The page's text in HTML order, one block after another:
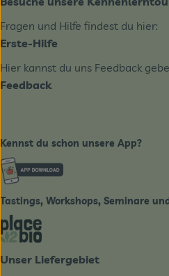
Fragen und Hilfe findest du hier:
Erste-Hilfe
Hier kannst du uns Feedback
Feedback
Kennst du schon unsere App?
Externer Link zu
Tastings, Workshops, Seminare
Externer Link zu https://
Unser Liefergebiet